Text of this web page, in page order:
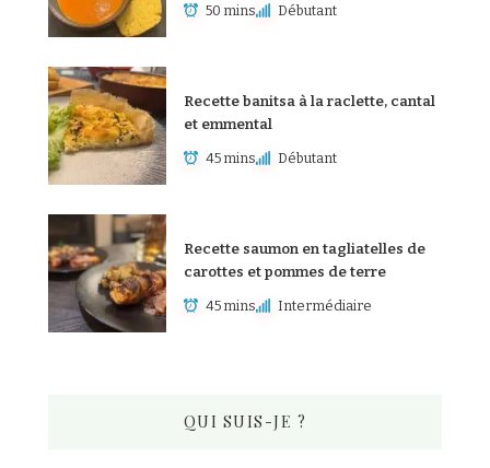
50 mins Débutant
Recette banitsa à la raclette, cantal
et emmental
45 mins Débutant
Recette saumon en tagliatelles de
carottes et pommes de terre
45 mins Intermédiaire
QUI SUIS-JE ?